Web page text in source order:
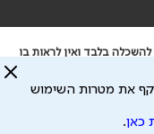
בלבד ואין לראות בו
באתר זה ולכל נזק
השרות וכי חלק ממנו עשוי
הפרטיות
את מטרות השימוש
כאן.